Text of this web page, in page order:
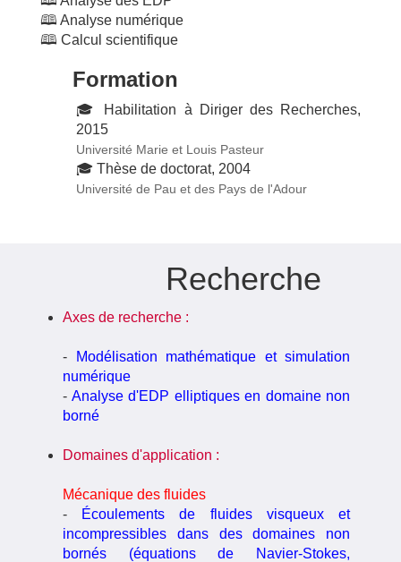
🕮 Analyse numérique
🕮 Calcul scientifique
Formation
🎓 Habilitation à Diriger des Recherches,
2015
Université Marie et Louis Pasteur
🎓 Thèse de doctorat, 2004
Université de Pau et des Pays de l'Adour
Recherche
Axes de recherche :
-
Modélisation mathématique et simulation
numérique
- Analyse d'EDP elliptiques en domaine non
borné
Domaines d'application :
Mécanique des fluides
-
Écoulements de fluides visqueux et
incompressibles dans des domaines non
bornés (équations de Navier-Stokes,